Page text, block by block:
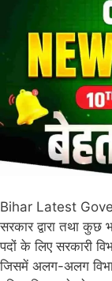
Bihar Latest
सरकार द्वारा तथा
पदों के लिए सरकारी
जिसमें अलग-अलग